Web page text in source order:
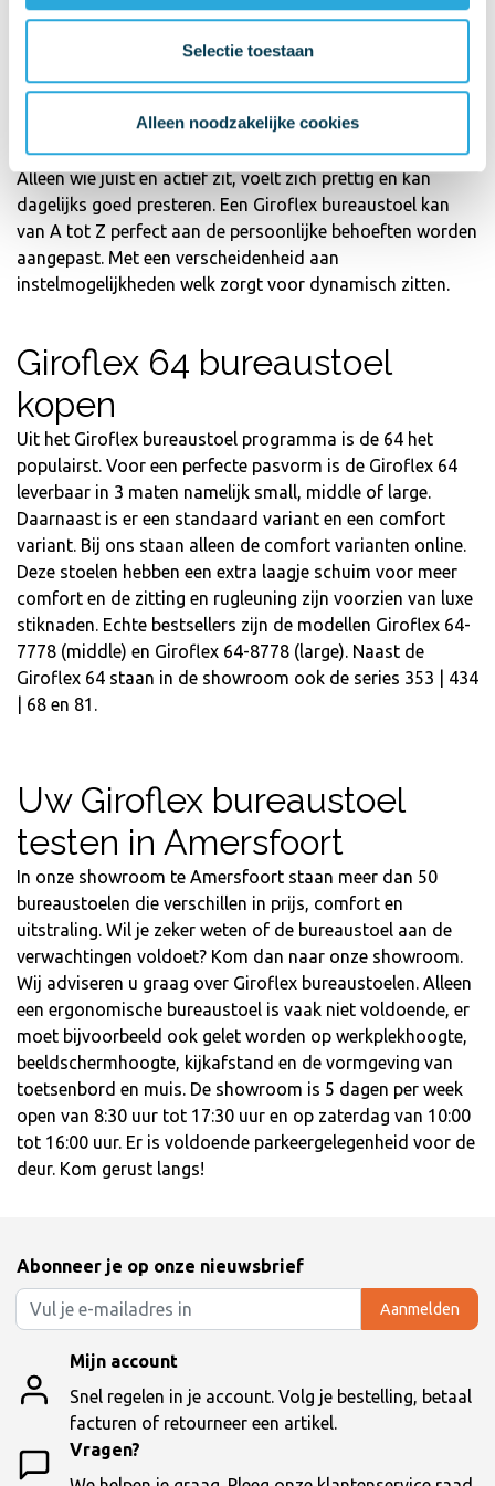
Selectie toestaan
Alleen noodzakelijke cookies
comfortabel aanvoelt. Een perfect gevormde rugleuning
en beproefde twee-zone zitprofiel helpen uiteraard mee
Op basis van jarenlange ervaring is Giroflex zich bewust
van het grote belang van ergonomie op de werkplek.
Alleen wie juist en actief zit, voelt zich prettig en kan
dagelijks goed presteren. Een Giroflex bureaustoel kan
van A tot Z perfect aan de persoonlijke behoeften worden
aangepast. Met een verscheidenheid aan
instelmogelijkheden welk zorgt voor dynamisch zitten.
Giroflex 64 bureaustoel
kopen
Uit het Giroflex bureaustoel programma is de 64 het
populairst. Voor een perfecte pasvorm is de Giroflex 64
leverbaar in 3 maten namelijk small, middle of large.
Daarnaast is er een standaard variant en een comfort
variant. Bij ons staan alleen de comfort varianten online.
Deze stoelen hebben een extra laagje schuim voor meer
comfort en de zitting en rugleuning zijn voorzien van luxe
stiknaden. Echte bestsellers zijn de modellen Giroflex 64-
7778 (middle) en Giroflex 64-8778 (large). Naast de
Giroflex 64 staan in de showroom ook de series 353 | 434
| 68 en 81.
Uw Giroflex bureaustoel
testen in Amersfoort
In onze showroom te Amersfoort staan meer dan 50
bureaustoelen die verschillen in prijs, comfort en
uitstraling. Wil je zeker weten of de bureaustoel aan de
verwachtingen voldoet? Kom dan naar onze showroom.
Wij adviseren u graag over Giroflex bureaustoelen. Alleen
een ergonomische bureaustoel is vaak niet voldoende, er
moet bijvoorbeeld ook gelet worden op werkplekhoogte,
beeldschermhoogte, kijkafstand en de vormgeving van
toetsenbord en muis. De showroom is 5 dagen per week
open van 8:30 uur tot 17:30 uur en op zaterdag van 10:00
tot 16:00 uur. Er is voldoende parkeergelegenheid voor de
deur. Kom gerust langs!
Abonneer je op onze nieuwsbrief
Aanmelden
Mijn account
Snel regelen in je account. Volg je bestelling, betaal
facturen of retourneer een artikel.
Vragen?